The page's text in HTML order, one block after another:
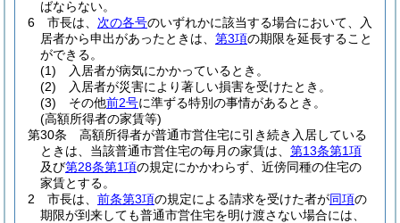
ばならない。
6
市長は、 次の各号のいずれかに該当する場合において、入
居者から申出があったときは、 第3項の期限を延長すること
ができる。
(1)
入居者が病気にかかっているとき。
(2)
入居者が災害により著しい損害を受けたとき。
(3)
その他前2号に準ずる特別の事情があるとき。
(高額所得者の家賃等)
第30条
高額所得者が普通市営住宅に引き続き入居している
ときは、当該普通市営住宅の毎月の家賃は、 第13条第1項
及び第28条第1項の規定にかかわらず、近傍同種の住宅の
家賃とする。
2
市長は、 前条第3項の規定による請求を受けた者が同項の
期限が到来しても普通市営住宅を明け渡さない場合には、